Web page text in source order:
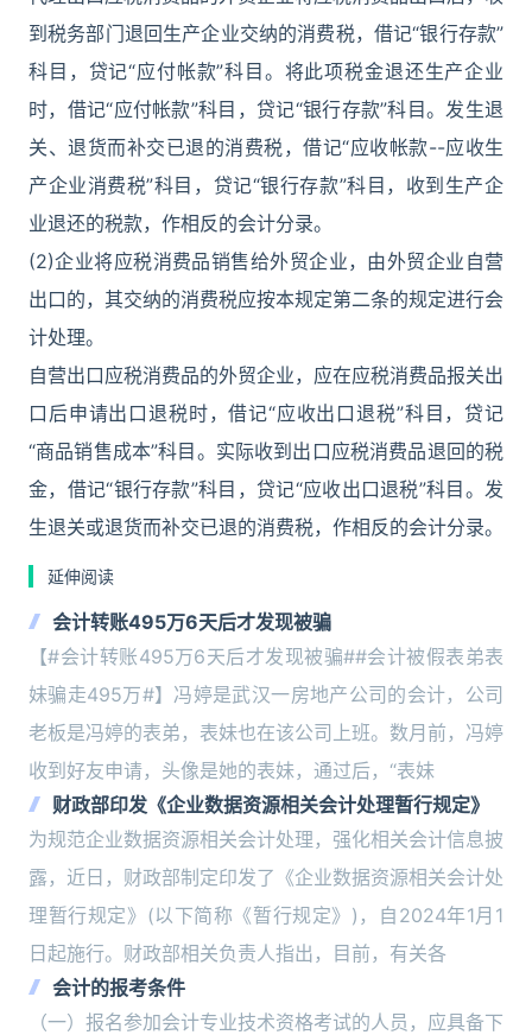
到税务部门退回生产企业交纳的消费税，借记“银行存款”
科目，贷记“应付帐款”科目。将此项税金退还生产企业
时，借记“应付帐款”科目，贷记“银行存款”科目。发生退
关、退货而补交已退的消费税，借记“应收帐款--应收生
产企业消费税”科目，贷记“银行存款”科目，收到生产企
业退还的税款，作相反的会计分录。
(2)企业将应税消费品销售给外贸企业，由外贸企业自营
出口的，其交纳的消费税应按本规定第二条的规定进行会
计处理。
自营出口应税消费品的外贸企业，应在应税消费品报关出
口后申请出口退税时，借记“应收出口退税”科目，贷记
“商品销售成本”科目。实际收到出口应税消费品退回的税
金，借记“银行存款”科目，贷记“应收出口退税”科目。发
生退关或退货而补交已退的消费税，作相反的会计分录。
延伸阅读
会计转账495万6天后才发现被骗
【#会计转账495万6天后才发现被骗##会计被假表弟表
妹骗走495万#】冯婷是武汉一房地产公司的会计，公司
老板是冯婷的表弟，表妹也在该公司上班。数月前，冯婷
收到好友申请，头像是她的表妹，通过后，“表妹
财政部印发《企业数据资源相关会计处理暂行规定》
为规范企业数据资源相关会计处理，强化相关会计信息披
露，近日，财政部制定印发了《企业数据资源相关会计处
理暂行规定》(以下简称《暂行规定》)，自2024年1月1
日起施行。财政部相关负责人指出，目前，有关各
会计的报考条件
（一）报名参加会计专业技术资格考试的人员，应具备下